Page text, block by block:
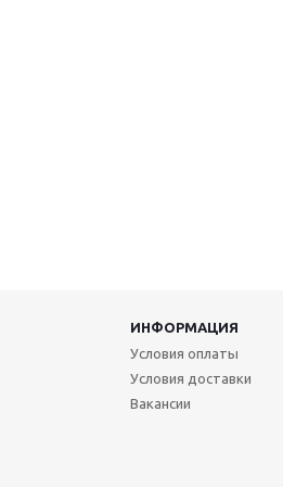
ИНФОРМАЦИЯ
Условия оплаты
Условия доставки
Вакансии